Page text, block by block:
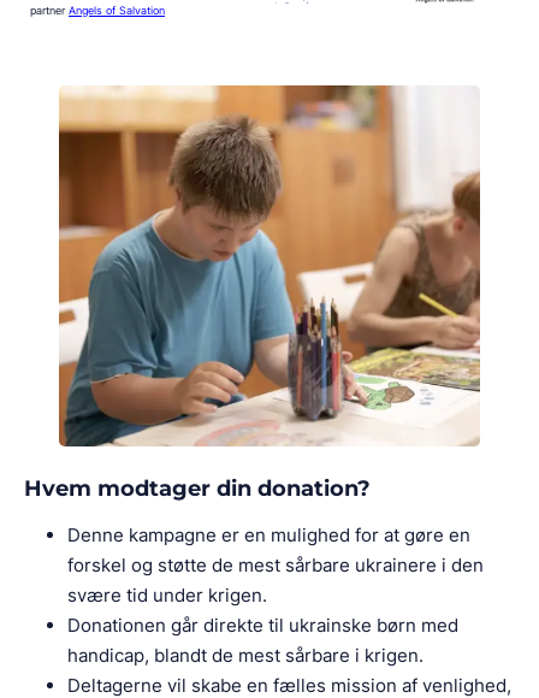
partner Angels of Salvation
Hvem modtager din donation?
Denne kampagne er en mulighed for at gøre en
forskel og støtte de mest sårbare ukrainere i den
svære tid under krigen.
Donationen går direkte til ukrainske børn med
handicap, blandt de mest sårbare i krigen.
Deltagerne vil skabe en fælles mission af venlighed,